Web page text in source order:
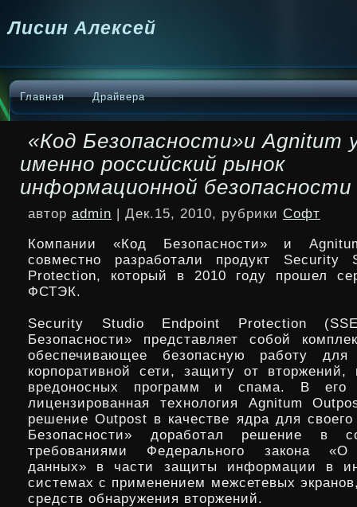
Лисин Алексей
Главная Драйвера
«Код Безопасности»и Agnitum
именно российский рынок
информационной безопасности
автор admin | Дек.15, 2010, рубрики Софт
Компании «Код Безопасности» и
совместно разработали продукт Security
Protection, который в 2010 году прошел
ФСТЭК.
Security Studio Endpoint Protection
Безопасности» представляет собой
обеспечивающее безопасную работу для
корпоративной сети, защиту от вторжений,
вредоносных программ и спама. В его
лицензированная технология Agnitum
решение Outpost в качестве ядра для
Безопасности» доработал решение в
требованиями Федерального закона «О
данных» в части защиты информации в
системах с применением межсетевых
средств обнаружения вторжений.